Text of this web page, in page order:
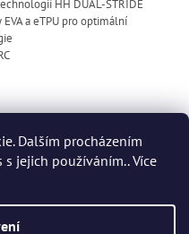
Dalším procházením
jejich používáním.. Více
HH DUAL-STRIDE
a eTPU pro optimální